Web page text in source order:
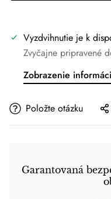
Vyzdvihnutie je k
Zvyčajne pripravené
Zobrazenie
Položte otázku
Garantovaná